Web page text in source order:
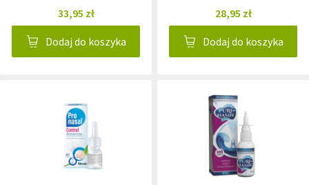
33,95 zł
Dodaj do koszyka
28,95 zł
Dodaj do koszyka